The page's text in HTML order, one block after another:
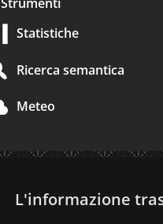
Statistiche
Ricerca semantica
Meteo
L'informazione